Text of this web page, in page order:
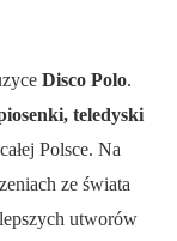
Disco Polo.
teledyski
Polsce. Na
ze świata
utworów